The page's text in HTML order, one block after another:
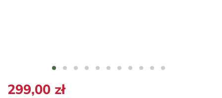
299,00 zł